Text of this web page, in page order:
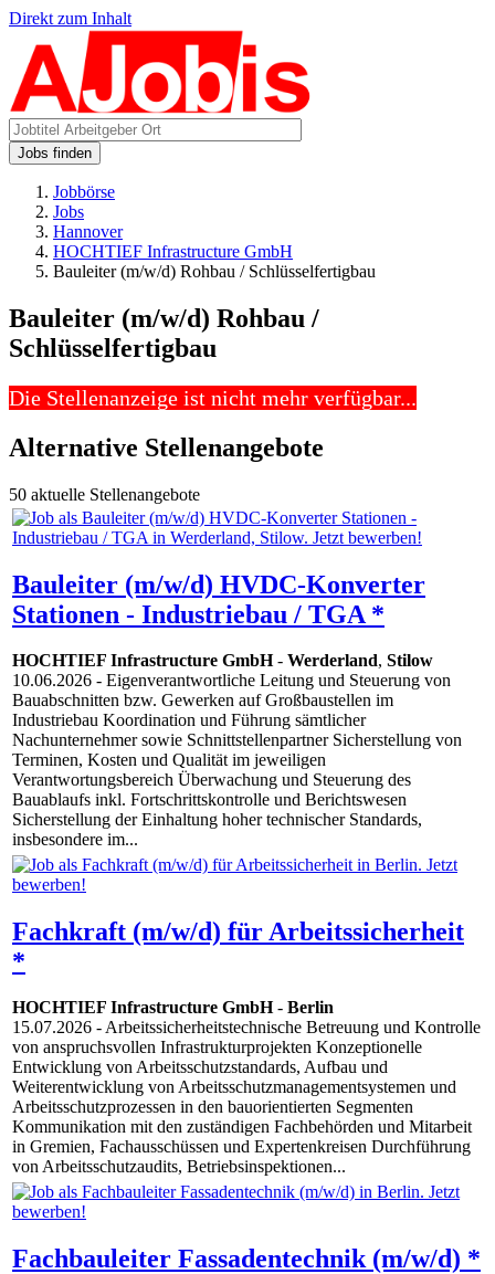
Direkt zum Inhalt
Jobs finden
Jobbörse
Jobs
Hannover
HOCHTIEF Infrastructure GmbH
Bauleiter (m/w/d) Rohbau / Schlüsselfertigbau
Bauleiter (m/w/d) Rohbau /
Schlüsselfertigbau
Die Stellenanzeige ist nicht mehr verfügbar...
Alternative Stellenangebote
50 aktuelle Stellenangebote
Bauleiter (m/w/d) HVDC-Konverter
Stationen - Industriebau / TGA *
HOCHTIEF Infrastructure GmbH- Werderland, Stilow
10.06.2026 - Eigenverantwortliche Leitung und Steuerung von
Bauabschnitten bzw. Gewerken auf Großbaustellen im
Industriebau Koordination und Führung sämtlicher
Nachunternehmer sowie Schnittstellenpartner Sicherstellung von
Terminen, Kosten und Qualität im jeweiligen
Verantwortungsbereich Überwachung und Steuerung des
Bauablaufs inkl. Fortschrittskontrolle und Berichtswesen
Sicherstellung der Einhaltung hoher technischer Standards,
insbesondere im...
Fachkraft (m/w/d) für Arbeitssicherheit
*
HOCHTIEF Infrastructure GmbH- Berlin
15.07.2026 - Arbeitssicherheitstechnische Betreuung und Kontrolle
von anspruchsvollen Infrastrukturprojekten Konzeptionelle
Entwicklung von Arbeitsschutzstandards, Aufbau und
Weiterentwicklung von Arbeitsschutzmanagementsystemen und
Arbeitsschutzprozessen in den bauorientierten Segmenten
Kommunikation mit den zuständigen Fachbehörden und Mitarbeit
in Gremien, Fachausschüssen und Expertenkreisen Durchführung
von Arbeitsschutzaudits, Betriebsinspektionen...
Fachbauleiter Fassadentechnik (m/w/d) *